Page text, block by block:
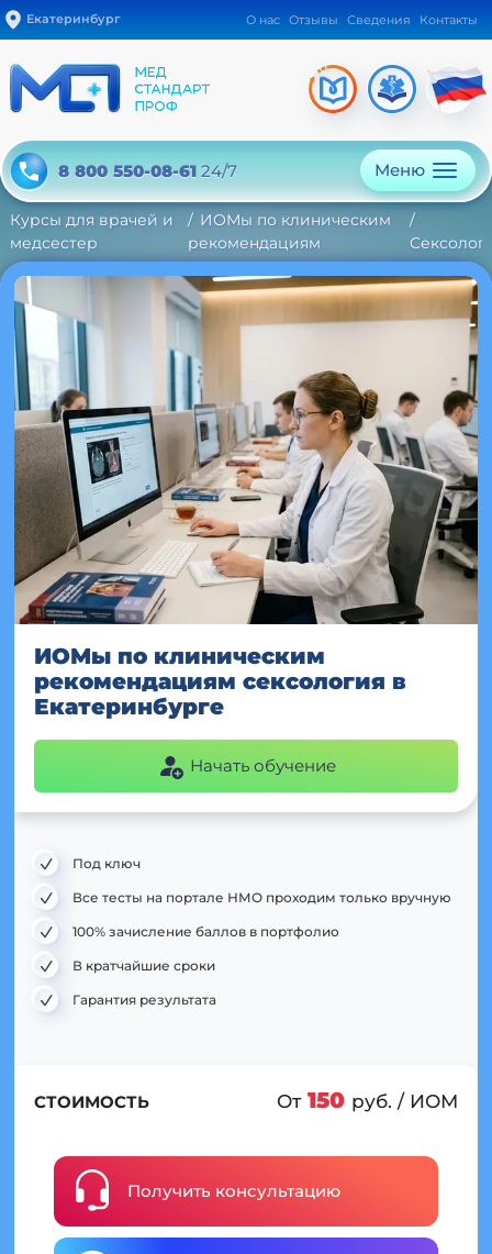
Екатеринбург О нас Отзывы Сведения Контакты
8 800 550-08-61 24/7 Меню
Курсы для врачей и
медсестер
ИОМы по клиническим
рекомендациям
ИОМы по клиническим
рекомендациям сексология в
Екатеринбурге
Начать обучение
Под ключ
Все тесты на портале НМО проходим только вручную
100% зачисление баллов в портфолио
В кратчайшие сроки
Гарантия результата
СТОИМОСТЬ От 150 руб. / ИОМ
Получить консультацию